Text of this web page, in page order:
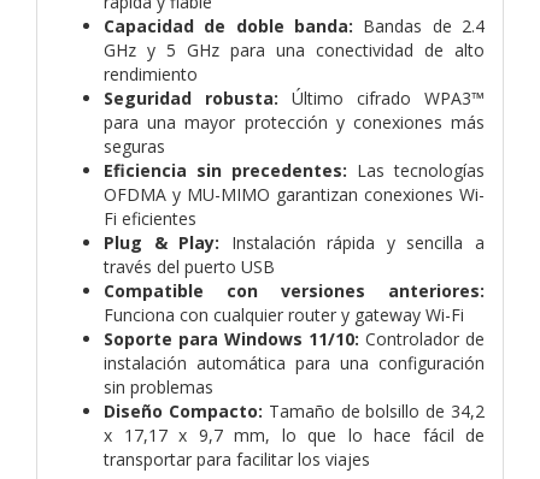
Capacidad de doble banda: Bandas de 2.4
GHz y 5 GHz para una conectividad de alto
rendimiento
Seguridad robusta: Último cifrado WPA3™
para una mayor protección y conexiones más
seguras
Eficiencia sin precedentes: Las tecnologías
OFDMA y MU-MIMO garantizan conexiones Wi-
Fi eficientes
Plug & Play: Instalación rápida y sencilla a
través del puerto USB
Compatible con versiones anteriores:
Funciona con cualquier router y gateway Wi-Fi
Soporte para Windows 11/10: Controlador de
instalación automática para una configuración
sin problemas
Diseño Compacto: Tamaño de bolsillo de 34,2
x 17,17 x 9,7 mm, lo que lo hace fácil de
transportar para facilitar los viajes